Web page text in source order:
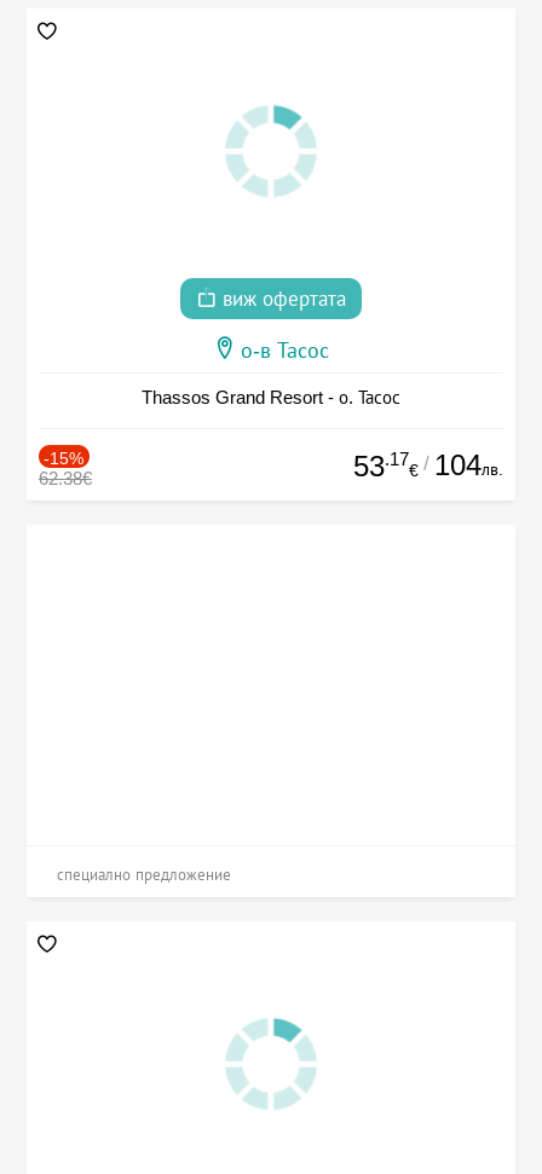
виж офертата
о-в Тасос
Thassos Grand Resort - о. Тасос
-15%
62.38€ 53.17
€ / 104лв.
специално предложение